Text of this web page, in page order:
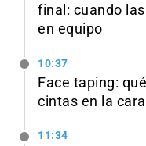
final: cuando
en equipo
10:37
Face taping:
cintas en la
11:34